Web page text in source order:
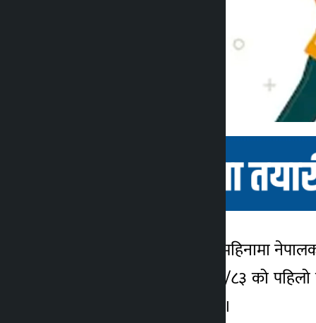
काठमाडौं । पछिल्लो पाँच महिनामा
आर्थिक वर्ष ९आव० २०८२/८३ को
व्यापार बढेको देखिएको हो ।